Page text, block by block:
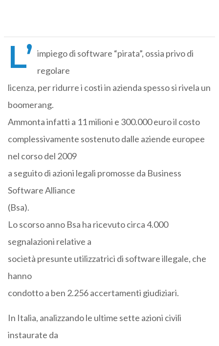
L’ impiego di software “pirata”, ossia privo di
regolare
licenza, per ridurre i costi in azienda spesso si rivela un
boomerang.
Ammonta infatti a 11 milioni e 300.000 euro il costo
complessivamente sostenuto dalle aziende europee
nel corso del 2009
a seguito di azioni legali promosse da Business
Software Alliance
(Bsa).
Lo scorso anno Bsa ha ricevuto circa 4.000
segnalazioni relative a
società presunte utilizzatrici di software illegale, che
hanno
condotto a ben 2.256 accertamenti giudiziari.
In Italia, analizzando le ultime sette azioni civili
instaurate da